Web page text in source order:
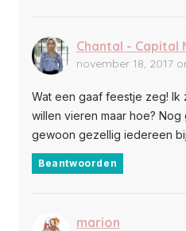
Chantal - Capital
november 18, 2017
Wat een gaaf feestje zeg! Ik
willen vieren maar hoe? Nog
gewoon gezellig iedereen
Beantwoorden
marion